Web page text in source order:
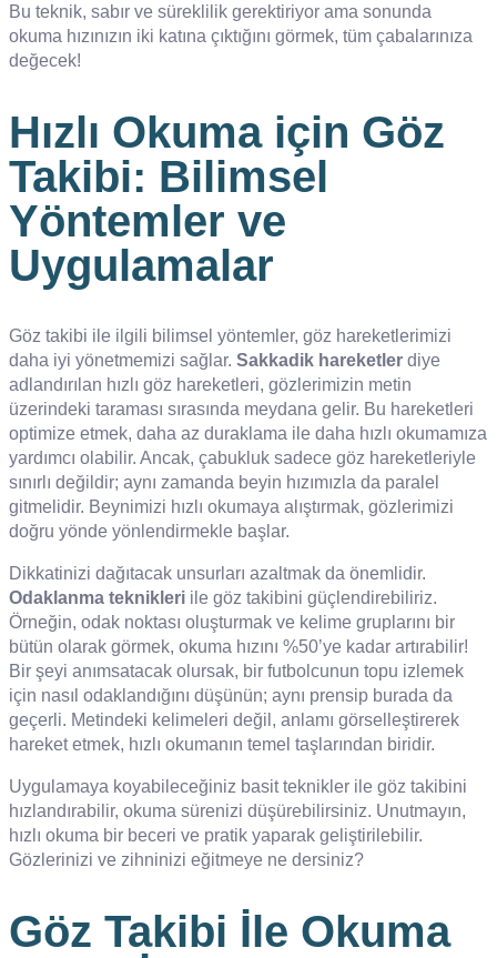
Bu teknik, sabır ve süreklilik gerektiriyor ama sonunda
okuma hızınızın iki katına çıktığını görmek, tüm çabalarınıza
değecek!
Hızlı Okuma için Göz
Takibi: Bilimsel
Yöntemler ve
Uygulamalar
Göz takibi ile ilgili bilimsel yöntemler, göz hareketlerimizi
daha iyi yönetmemizi sağlar. Sakkadik hareketler diye
adlandırılan hızlı göz hareketleri, gözlerimizin metin
üzerindeki taraması sırasında meydana gelir. Bu hareketleri
optimize etmek, daha az duraklama ile daha hızlı okumamıza
yardımcı olabilir. Ancak, çabukluk sadece göz hareketleriyle
sınırlı değildir; aynı zamanda beyin hızımızla da paralel
gitmelidir. Beynimizi hızlı okumaya alıştırmak, gözlerimizi
doğru yönde yönlendirmekle başlar.
Dikkatinizi dağıtacak unsurları azaltmak da önemlidir.
Odaklanma teknikleri ile göz takibini güçlendirebiliriz.
Örneğin, odak noktası oluşturmak ve kelime gruplarını bir
bütün olarak görmek, okuma hızını %50’ye kadar artırabilir!
Bir şeyi anımsatacak olursak, bir futbolcunun topu izlemek
için nasıl odaklandığını düşünün; aynı prensip burada da
geçerli. Metindeki kelimeleri değil, anlamı görselleştirerek
hareket etmek, hızlı okumanın temel taşlarından biridir.
Uygulamaya koyabileceğiniz basit teknikler ile göz takibini
hızlandırabilir, okuma sürenizi düşürebilirsiniz. Unutmayın,
hızlı okuma bir beceri ve pratik yaparak geliştirilebilir.
Gözlerinizi ve zihninizi eğitmeye ne dersiniz?
Göz Takibi İle Okuma